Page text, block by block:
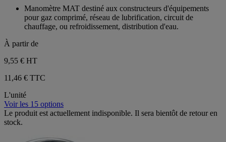
étoiles.
Manomètre MAT destiné aux constructeurs d'équipements
pour gaz comprimé, réseau de lubrification, circuit de
chauffage, ou refroidissement, distribution d'eau.
À partir de
9,55 € HT
11,46 € TTC
L'unité
Voir les 15 options
Le produit est actuellement indisponible. Il sera bientôt de retour en
stock.